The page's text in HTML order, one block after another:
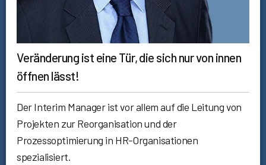
Veränderung ist eine Tür, die sich nur von innen
öffnen lässt!
Der Interim Manager ist vor allem auf die Leitung von
Projekten zur Reorganisation und der
Prozessoptimierung in HR-Organisationen
spezialisiert.